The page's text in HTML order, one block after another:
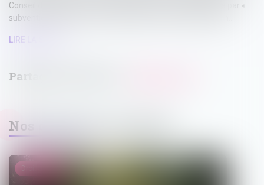
Conseil d’État vient de préciser ce qu’il convient d’entendre par «
subvention publique » pour l’application de cette disposition...
LIRE LA SUITE
Nos dernières actualités
Droit public